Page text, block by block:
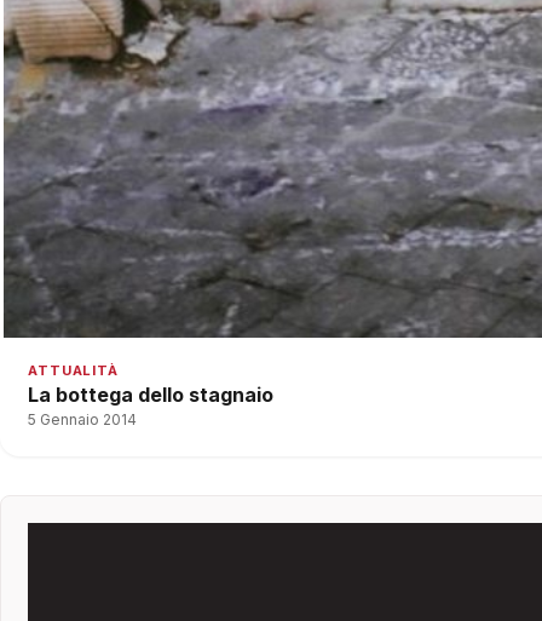
ATTUALITÀ
La bottega dello stagnaio
5 Gennaio 2014